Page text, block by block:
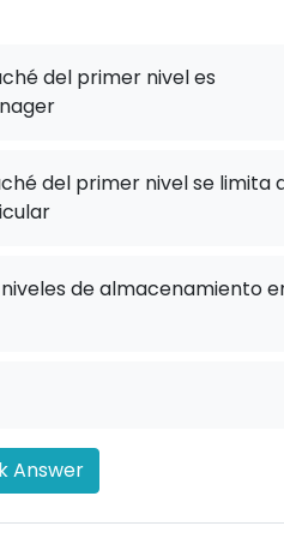
del primer nivel es
del primer nivel se limita
de almacenamiento
Answer